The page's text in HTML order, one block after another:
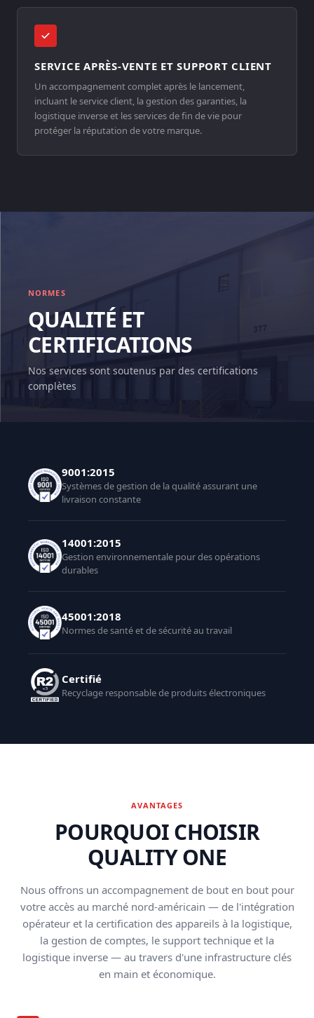
SERVICE APRÈS-VENTE ET SUPPORT CLIENT
Un accompagnement complet après le lancement,
incluant le service client, la gestion des garanties, la
logistique inverse et les services de fin de vie pour
protéger la réputation de votre marque.
NORMES
QUALITÉ ET
CERTIFICATIONS
Nos services sont soutenus par des certifications
complètes
9001:2015
Systèmes de gestion de la qualité assurant une
livraison constante
14001:2015
Gestion environnementale pour des opérations
durables
45001:2018
Normes de santé et de sécurité au travail
Certifié
Recyclage responsable de produits électroniques
AVANTAGES
POURQUOI CHOISIR
QUALITY ONE
Nous offrons un accompagnement de bout en bout pour
votre accès au marché nord-américain — de l'intégration
opérateur et la certification des appareils à la logistique,
la gestion de comptes, le support technique et la
logistique inverse — au travers d'une infrastructure clés
en main et économique.